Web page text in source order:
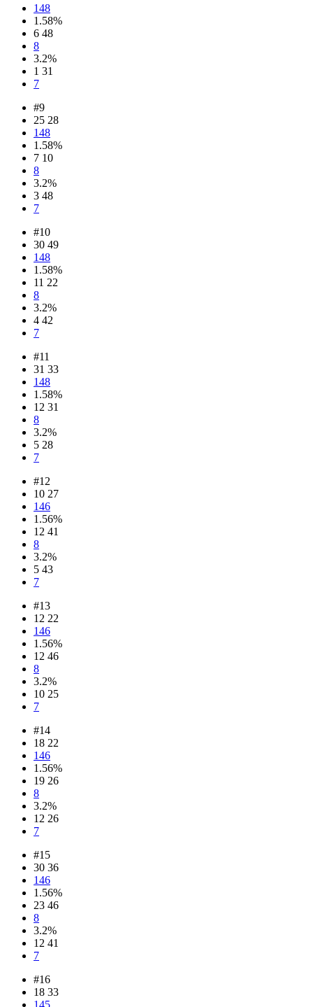
148
1.58%
6 48
8
3.2%
1 31
7
#9
25 28
148
1.58%
7 10
8
3.2%
3 48
7
#10
30 49
148
1.58%
11 22
8
3.2%
4 42
7
#11
31 33
148
1.58%
12 31
8
3.2%
5 28
7
#12
10 27
146
1.56%
12 41
8
3.2%
5 43
7
#13
12 22
146
1.56%
12 46
8
3.2%
10 25
7
#14
18 22
146
1.56%
19 26
8
3.2%
12 26
7
#15
30 36
146
1.56%
23 46
8
3.2%
12 41
7
#16
18 33
145